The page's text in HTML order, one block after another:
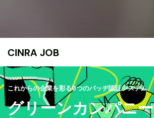
CINRA JOB
これからの企業を彩る9つのバッヂ認証システム
グリーンカンパニー